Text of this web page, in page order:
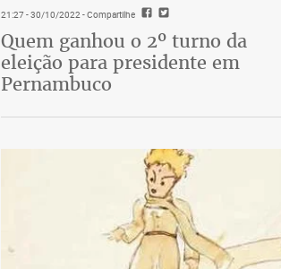
21:27 - 30/10/2022- Compartilhe
Quem ganhou o 2º turno da
eleição para presidente em
Pernambuco